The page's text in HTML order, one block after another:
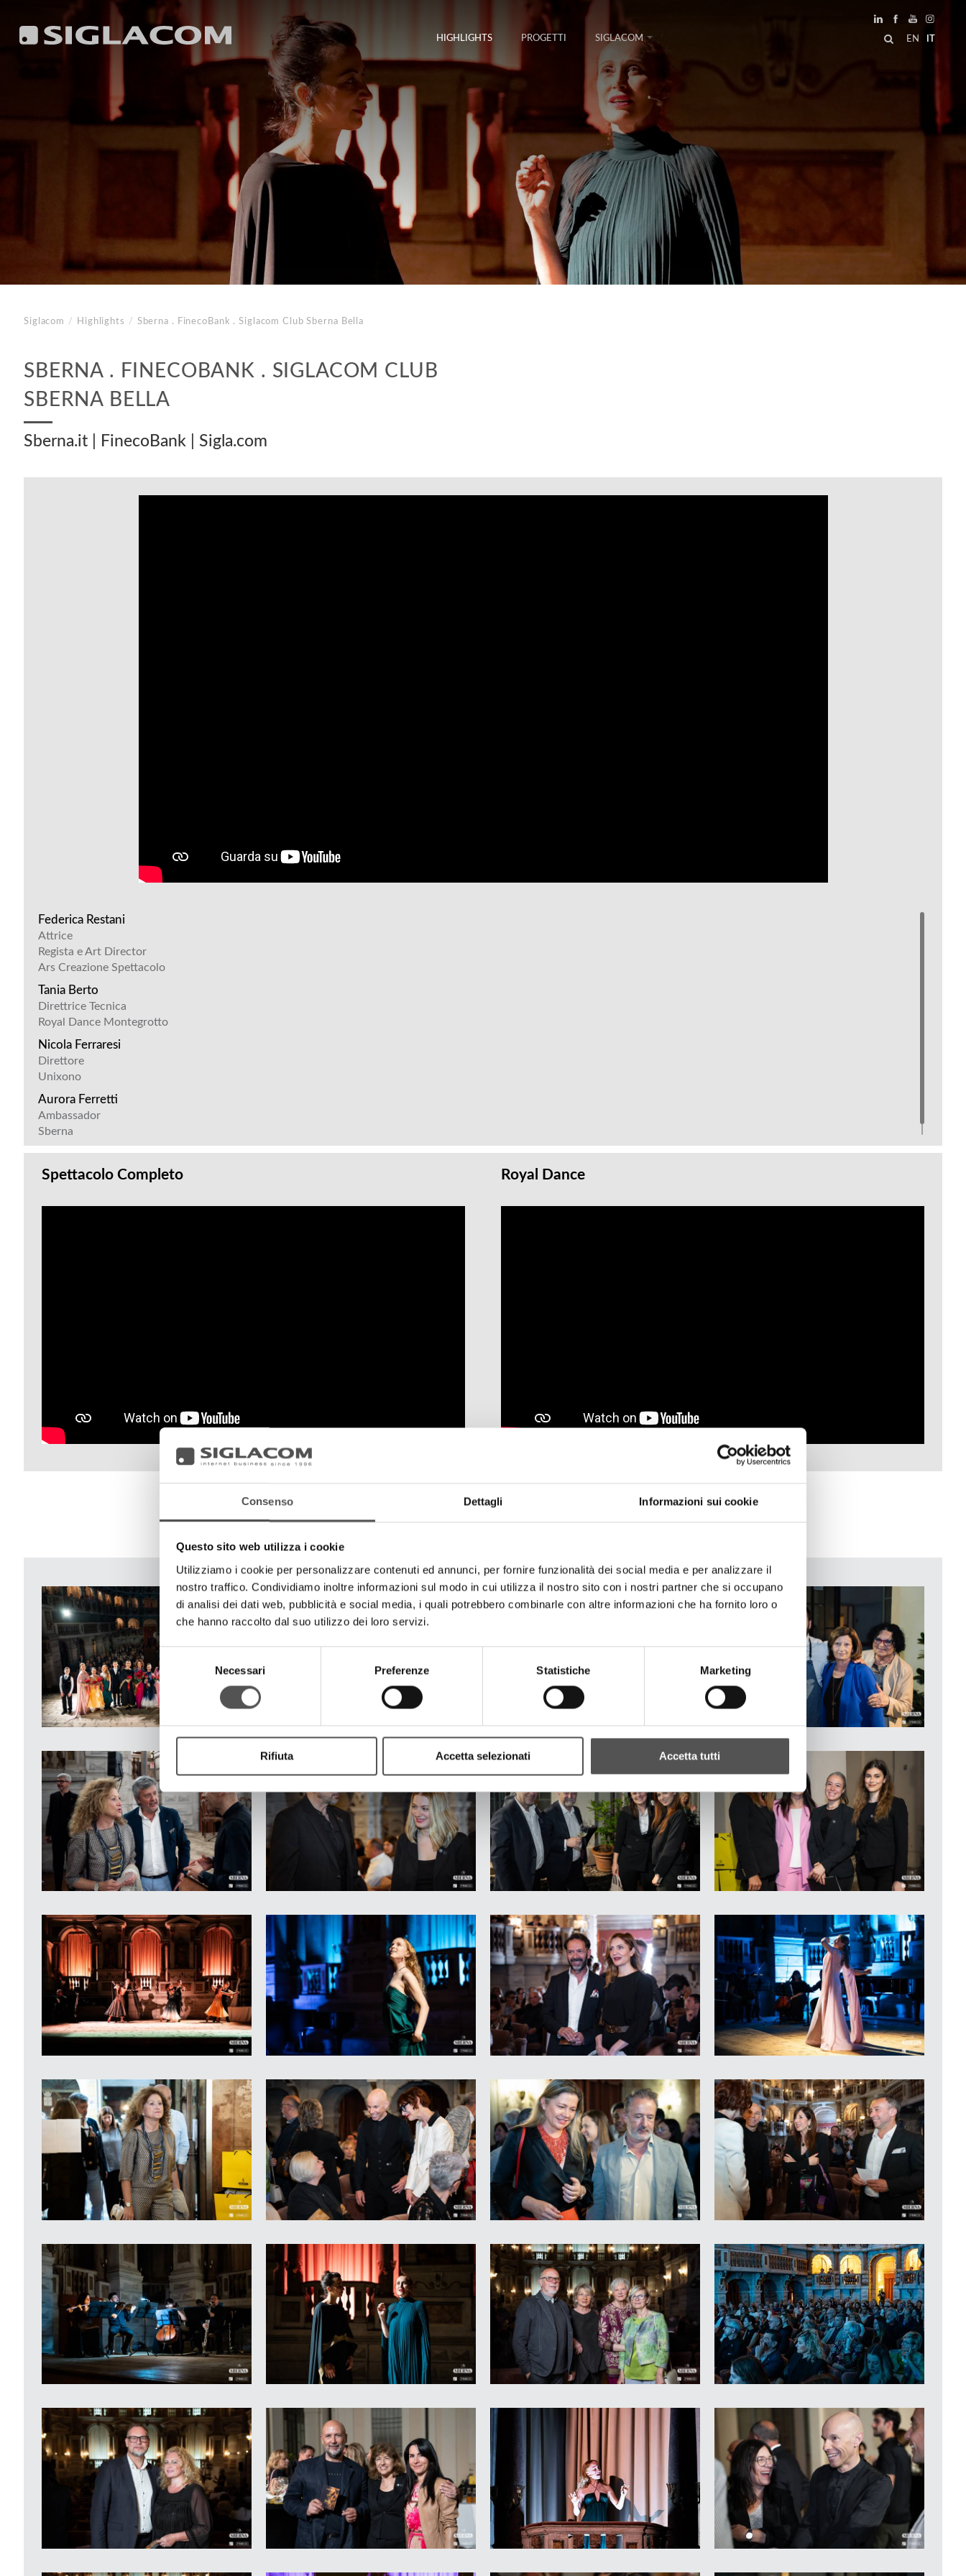
Consenso Dettagli Informazioni sui cookie
Questo sito web utilizza i cookie
Utilizziamo i cookie per personalizzare contenuti ed annunci, per fornire funzionalità dei social media e per analizzare il
nostro traffico. Condividiamo inoltre informazioni sul modo in cui utilizza il nostro sito con i nostri partner che si occupano
di analisi dei dati web, pubblicità e social media, i quali potrebbero combinarle con altre informazioni che ha fornito loro o
che hanno raccolto dal suo utilizzo dei loro servizi.
Selezione
del
consenso
Necessari Preferenze Statistiche Marketing
Rifiuta Accetta selezionati Accetta tutti
EN IT
HIGHLIGHTS PROGETTI SIGLACOM
Siglacom / Highlights / Sberna . FinecoBank . Siglacom Club Sberna Bella
SBERNA . FINECOBANK . SIGLACOM CLUB
SBERNA BELLA
Sberna.it | FinecoBank | Sigla.com
Federica Restani
Attrice
Regista e Art Director
Ars Creazione Spettacolo
Tania Berto
Direttrice Tecnica
Royal Dance Montegrotto
Nicola Ferraresi
Direttore
Unixono
Aurora Ferretti
Ambassador
Sberna
Spettacolo Completo Royal Dance